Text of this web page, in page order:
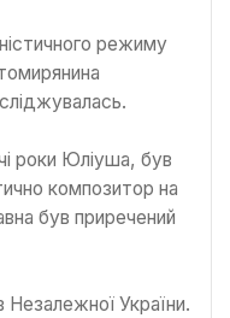
режиму
роки Юліуша, був
композитор на
був приречений
Незалежної України.